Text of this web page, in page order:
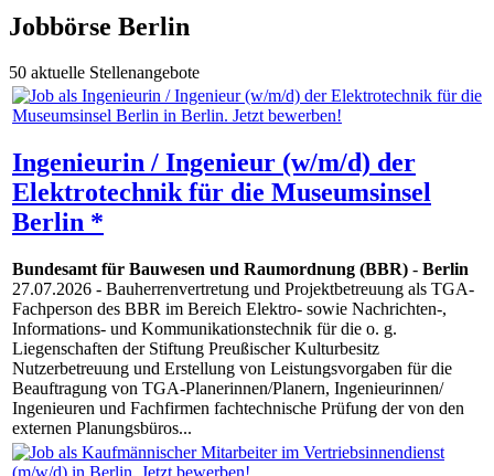
Jobbörse Berlin
50 aktuelle Stellenangebote
Ingenieurin / Ingenieur (w/m/d) der
Elektrotechnik für die Museumsinsel
Berlin *
Bundesamt für Bauwesen und Raumordnung (BBR) - Berlin
27.07.2026 - Bauherren­vertretung und Projekt­betreuung als TGA-
Fachperson des BBR im Bereich Elektro- sowie Nachrichten-,
Informations- und Kommunikations­technik für die o. g.
Liegenschaften der Stiftung Preußischer Kulturbesitz
Nutzerbetreuung und Erstellung von Leistungs­vorgaben für die
Beauftragung von TGA-Planerinnen/​Planern, Ingenieurinnen/​
Ingenieuren und Fachfirmen fachtechnische Prüfung der von den
externen Planungs­büros...